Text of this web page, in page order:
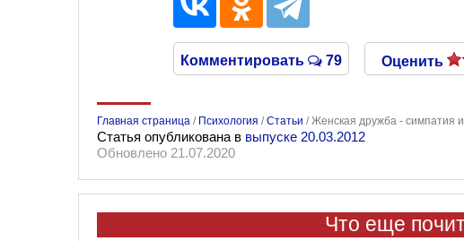
Комментировать 79 Оценить
Главная страница / Психология /Статьи /Женская дружба - симпатия
Статья опубликована в выпуске 20.03.2012
Обновлено 21.07.2020
Что еще